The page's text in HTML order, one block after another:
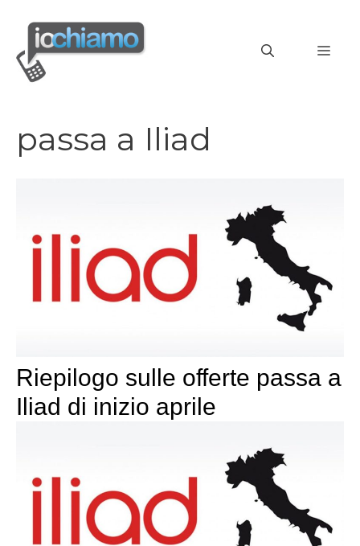
contenuto
passa a Iliad
Riepilogo sulle offerte passa a
Iliad di inizio aprile